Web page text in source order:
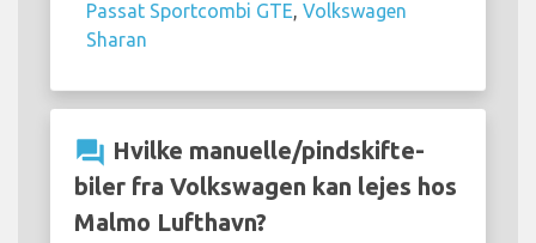
Passat Sportcombi GTE, Volkswagen
Sharan
question_answer Hvilke manuelle/pindskifte-
biler fra Volkswagen kan lejes hos
Malmo Lufthavn?